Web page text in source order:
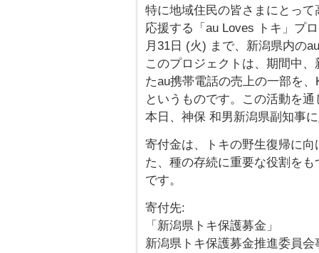
特に地域住民の皆さまにとっ
応援する「au Loves トキ」プ
月31日 (火) まで、新潟県内の
このプロジェクトは、期間中
たau携帯電話の売上の一部を
というものです。この活動を
本日、神保 和男新潟県副知事
寄付金は、トキの野生復帰に
た、種の存続に重要な役割を
です。
寄付先:
「新潟県トキ保護募金」
新潟県トキ保護募金推進委員